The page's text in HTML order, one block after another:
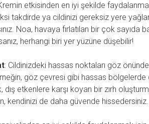
etkisinden en iyi şekilde
takdirde ya cildinizi gereksiz yere
Noa, havaya fırlatılan bir çok sayıda
herhangi biri yer yüzüne düşebilir!
: Cildinizdeki hassas noktaları göz
göz çevresi gibi hassas
etkenlere karşı koyan bir zırh
kendinizi de daha güvende hissedersiniz.